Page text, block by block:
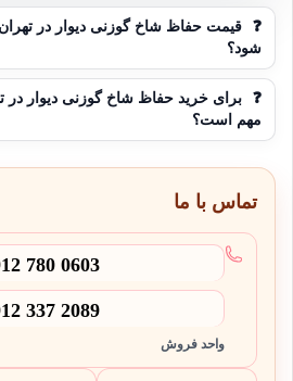
❓
قیمت حفاظ شاخ گوزنی دیوار در
شود؟
❓
برای خرید حفاظ شاخ گوزنی دیوار در
مهم است؟
تماس با ما
780 0603
337 2089
واحد فروش